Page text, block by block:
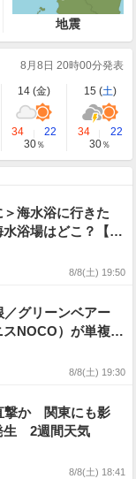
地震
8月8日 20時00分発表
14 (金) 15 (土)
34
22
30％
34
22
30％
海水浴に行きた
浴場はどこ？【西
8/8(土) 19:50
／グリーンベアー
NOCO）が単複2
ニアテニス選手権
8/8(土) 19:30
撃か 関東にも影
生 2週間天気
8/8(土) 18:41